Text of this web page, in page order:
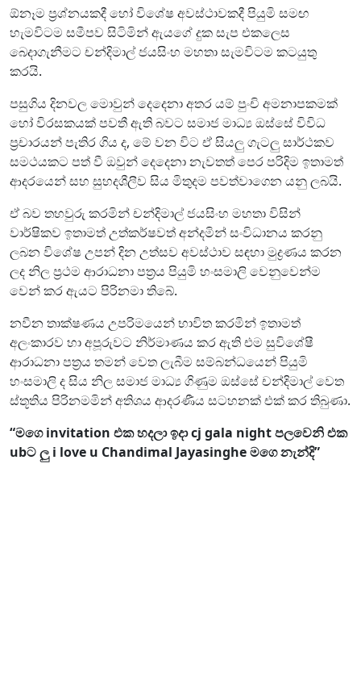
ඕනෑම ප්‍රශ්නයකදී හෝ විශේෂ අවස්ථාවකදී පියුමි සමඟ
හැමවිටම සමීපව සිටිමින් ඇයගේ දුක සැප එකලෙස
බෙදාගැනීමට චන්දිමාල් ජයසිංහ මහතා සැමවිටම කටයුතු
කරයි.
පසුගිය දිනවල මොවුන් දෙදෙනා අතර යම් පුංචි අමනාපකමක්
හෝ විරසකයක් පවතී ඇති බවට සමාජ මාධ්‍ය ඔස්සේ විවිධ
ප්‍රචාරයන් පැතිර ගිය ද, මේ වන විට ඒ සියලු ගැටලු සාර්ථකව
සමථයකට පත් වී ඔවුන් දෙදෙනා නැවතත් පෙර පරිදිම ඉතාමත්
ආදරයෙන් සහ සුහදශීලීව සිය මිතුදම පවත්වාගෙන යනු ලබයි.
ඒ බව තහවුරු කරමින් චන්දිමාල් ජයසිංහ මහතා විසින්
වාර්ෂිකව ඉතාමත් උත්කර්ෂවත් අන්දමින් සංවිධානය කරනු
ලබන විශේෂ උපන් දින උත්සව අවස්ථාව සඳහා මුද්‍රණය කරන
ලද නිල ප්‍රථම ආරාධනා පත්‍රය පියුමි හංසමාලි වෙනුවෙන්ම
වෙන් කර ඇයට පිරිනමා තිබේ.
නවීන තාක්ෂණය උපරිමයෙන් භාවිත කරමින් ඉතාමත්
අලංකාරව හා අපූරුවට නිර්මාණය කර ඇති එම සුවිශේෂී
ආරාධනා පත්‍රය තමන් වෙත ලැබීම සම්බන්ධයෙන් පියුමි
හංසමාලි ද සිය නිල සමාජ මාධ්‍ය ගිණුම ඔස්සේ චන්දිමාල් වෙත
ස්තූතිය පිරිනමමින් අතිශය ආදරණීය සටහනක් එක් කර තිබුණා.
“මගෙ invitation එක හදලා ඉදා cj gala night පලවෙනි එක
ubට ලු i love u Chandimal Jayasinghe මගෙ නැන්දි”